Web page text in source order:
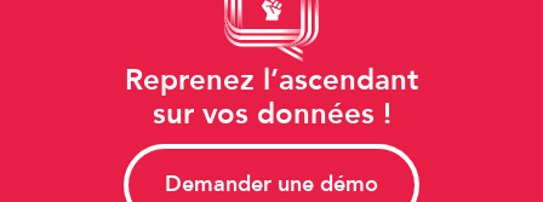
Reprenez l’ascendant
sur vos données !
Demander une démo